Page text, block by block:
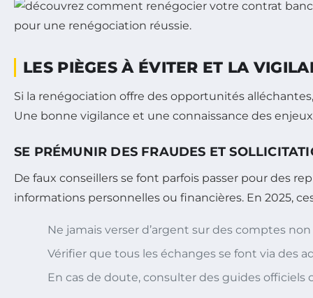
LES PIÈGES À ÉVITER ET LA
Si la renégociation offre des opportunités
Une bonne vigilance et une connaissance des
SE PRÉMUNIR DES FRAUDES ET
De faux conseillers se font parfois passer pour des
informations personnelles ou financières. En 2025,
Ne jamais verser d’argent sur des comptes
Vérifier que tous les échanges se font via des
En cas de doute, consulter des guides